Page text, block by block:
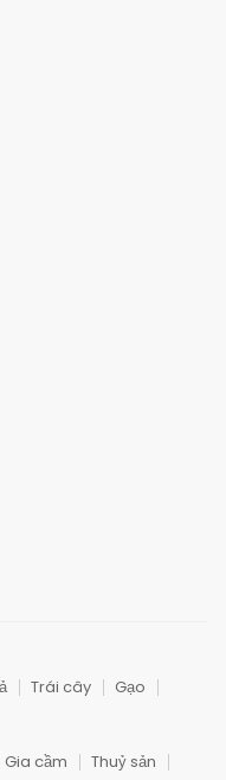
Trái cây
Gạo
Gia cầm
Thuỷ sản